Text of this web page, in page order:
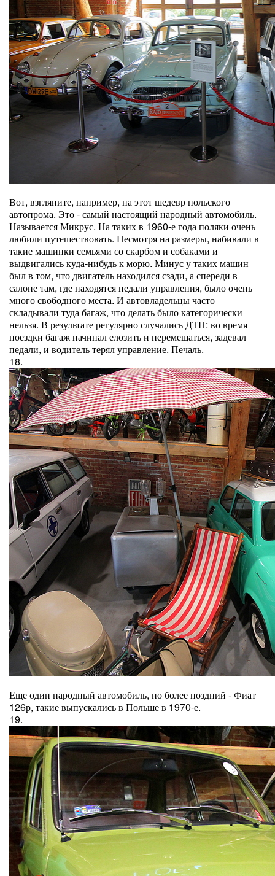
Вот, взгляните, например, на этот шедевр польского
автопрома. Это - самый настоящий народный автомобиль.
Называется Микрус. На таких в 1960-е года поляки очень
любили путешествовать. Несмотря на размеры, набивали в
такие машинки семьями со скарбом и собаками и
выдвигались куда-нибудь к морю. Минус у таких машин
был в том, что двигатель находился сзади, а спереди в
салоне там, где находятся педали управления, было очень
много свободного места. И автовладельцы часто
складывали туда багаж, что делать было категорически
нельзя. В результате регулярно случались ДТП: во время
поездки багаж начинал елозить и перемещаться, задевал
педали, и водитель терял управление. Печаль.
18.
Еще один народный автомобиль, но более поздний - Фиат
126р, такие выпускались в Польше в 1970-е.
19.